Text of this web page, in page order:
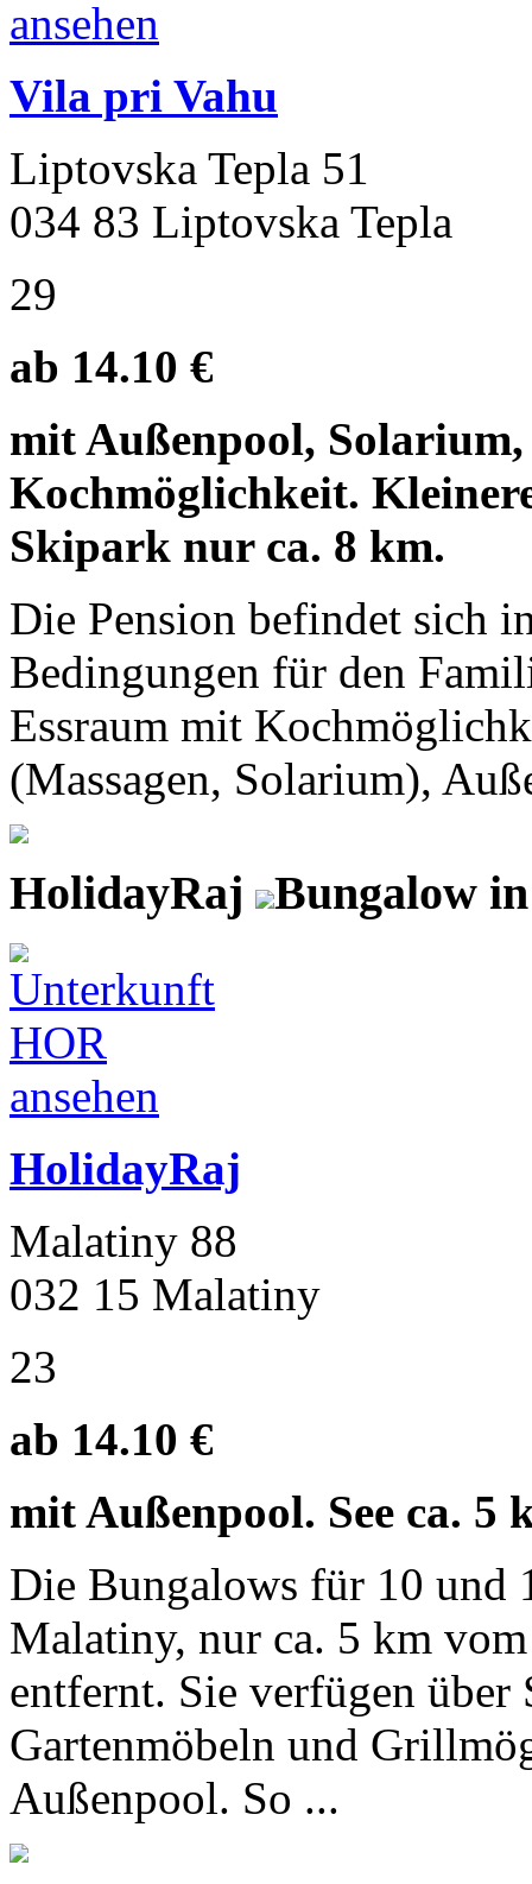
Vila pri Vahu
Liptovska Tepla 51
034 83 Liptovska Tepla
29
ab 14.10 €
mit Außenpool, Solarium,
Kochmöglichkeit.
Skipark nur ca. 8 km.
Die Pension befindet sich
Bedingungen für den
Essraum mit
(Massagen, Solarium),
HolidayRaj Bungalow
HolidayRaj
Malatiny 88
032 15 Malatiny
23
ab 14.10 €
mit Außenpool. See ca. 5
Die Bungalows für 10 und
Malatiny, nur ca. 5 km
entfernt. Sie verfügen über
Gartenmöbeln und
Außenpool. So ...